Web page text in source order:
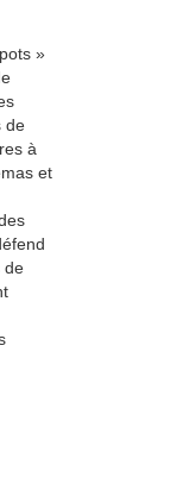
»
de
à
et
de